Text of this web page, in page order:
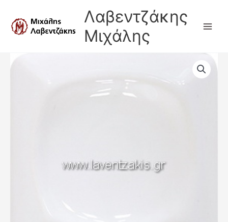
περιεχόμενο
Λαβεντζάκης
Μιχάλης